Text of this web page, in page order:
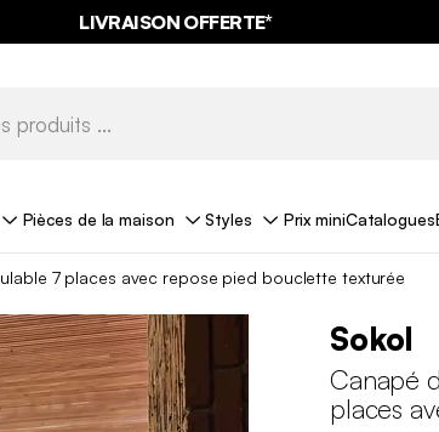
LIVRAISON OFFERTE*
Pièces de la maison Styles Prix miniCatalogues
7 places avec repose pied bouclette texturée
Sokol
Canapé
places